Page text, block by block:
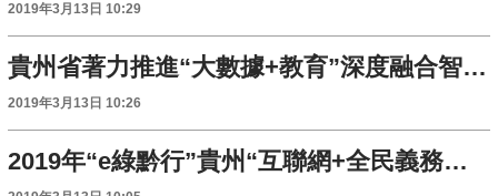
2019年3月13日 10:29
貴州省著力推進“大數據+教育”深度融合智慧教育風生水起
2019年3月13日 10:26
2019年“e綠黔行”貴州“互聯網+全民義務植樹”活動在貴陽啟動